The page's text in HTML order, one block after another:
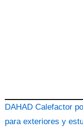
DAHAD Calefactor
para exteriores y